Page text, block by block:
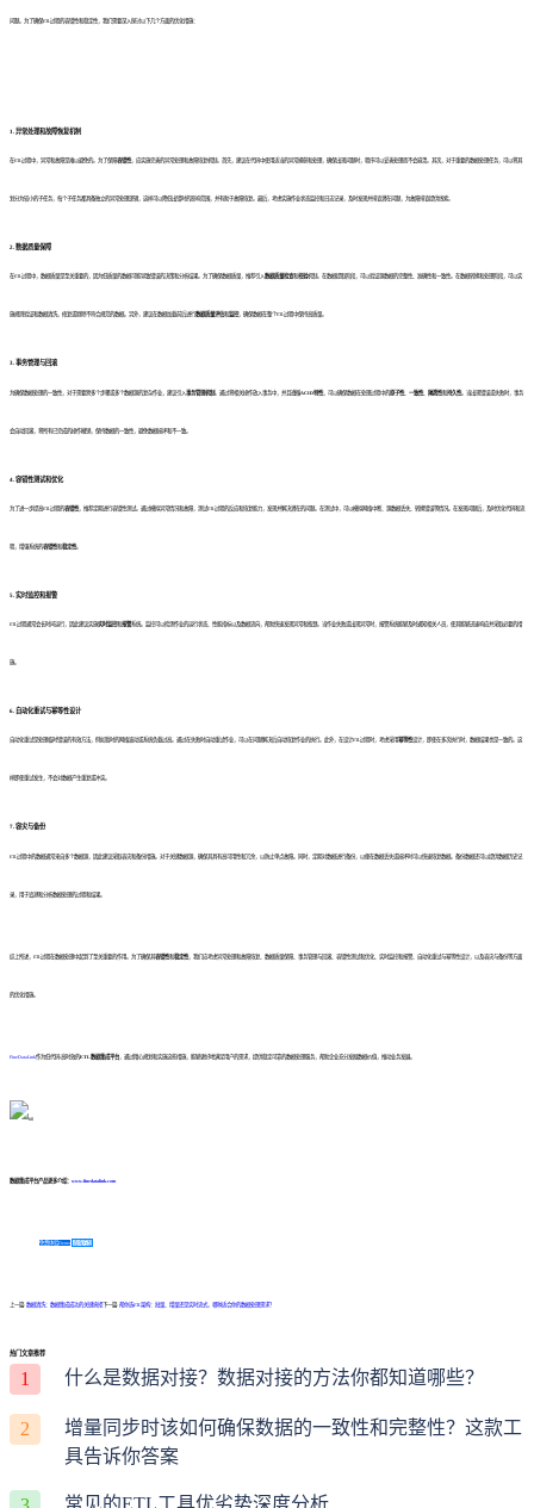
问题。为了确保ETL过程的容错性和稳定性，我们需要深入探讨以下几个方面的优化措施：
1. 异常处理和故障恢复机制
在ETL过程中，异常和故障是难以避免的。为了保障容错性 ，应实施完善的异常处理和故障恢复机制。首先，建议在代码中使用适当的异常捕获和处理，确保出现问题时，程序可以妥善处理而不会崩溃。其次，对于重要的数据处理任务，可以将其
划分为较小的子任务，每个子任务都具备独立的异常处理逻辑，这样可以降低出错时的影响范围，并有助于故障恢复。最后，考虑实施作业状态监控和日志记录，及时发现并排查潜在问题，为故障排查提供线索。
2. 数据质量保障
在ETL过程中，数据质量是至关重要的，因为低质量的数据可能导致错误的决策和分析结果。为了确保数据质量，推荐引入 数据质量检查 和 校验机制。在数据提取阶段，可以验证源数据的完整性、准确性和一致性。在数据转换和处理阶段，可以实
施规则验证和数据清洗，修复或剔除不符合规范的数据。另外，建议在数据加载前后进行 数据质量评估和 监控，确保数据在整个ETL过程中保持高质量。
3. 事务管理与回滚
为确保数据处理的一致性，对于需要跨多个步骤或多个数据源的复杂作业，建议引入 事务管理机制 。通过将相关操作放入事务中，并且遵循ACID特性 ，可以确保数据在处理过程中的 原子性 一致性 隔离性 和 持久性 。当出现错误或失败时，事务
会自动回滚，将所有已完成的操作撤销，保持数据的一致性，避免数据损坏和不一致。
4. 容错性测试和优化
为了进一步提高ETL过程的 容错性 ，推荐定期进行容错性测试。通过模拟异常情况和故障，测试ETL过程的反应和恢复能力，发现并解决潜在的问题。在测试中，可以模拟网络中断、源数据丢失、转换错误等情况。在发现问题后，及时优化代码和流
程，增强系统的 容错性 和 稳定性
5. 实时监控和报警
ETL过程通常会长时间运行，因此建议实施实时监控和 报警系统。监控可以检测作业的运行状态、性能指标以及数据流向，帮助快速发现异常和瓶颈。当作业失败或出现异常时，报警系统能够及时通知相关人员，使其能够迅速响应并采取必要的措
施。
6. 自动化重试与幂等性设计
自动化重试是处理临时错误的有效方法，例如暂时的网络波动或系统负载过高。通过在失败时自动重试作业，可以在问题解决后自动恢复作业的执行。此外，在设计ETL过程时，考虑采用幂等性设计，即使在多次执行时，数据结果也是一致的。这
样即使重试发生，不会对数据产生重复或冲突。
7. 容灾与备份
ETL过程中的数据通常来自多个数据源，因此建议采取容灾和备份措施。对于关键数据源，确保其具有高可用性和冗余，以防止单点故障。同时，定期对数据进行备份，以便在数据丢失或损坏时可以快速恢复数据。备份数据还可以提供数据历史记
录，用于追溯和分析数据处理的过程和结果。
综上所述，ETL过程在数据处理中起到了至关重要的作用。为了确保其容错性 和 稳定性 ，我们应考虑异常处理和故障恢复、数据质量保障、事务管理与回滚、容错性测试和优化、实时监控和报警、自动化重试与幂等性设计，以及容灾与备份等方面
的优化措施。
FineDataLink作为低代码/高时效的 ETL数据集成平台 ，通过精心规划和实施这些措施，能够更好地满足用户的需求，提供稳定可靠的数据处理服务，帮助企业充分发掘数据价值，推动业务发展。
数据集成平台产品更多介绍： www.finedatalink.com
免费体验Demo 咨询方案
上一篇: 数据清洗：数据集成成功的关键抉择下一篇: 帮你选ETL架构：批量、增量还是实时流式，哪种适合你的数据处理需求？
热门文章推荐
1 什么是数据对接？数据对接的方法你都知道哪些？
2
增量同步时该如何确保数据的一致性和完整性？这款工
具告诉你答案
常见的ETL工具优劣势深度分析